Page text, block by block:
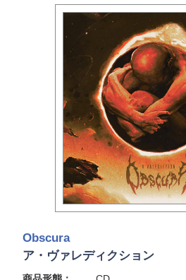
Obscura
ア・ヴァレディクション